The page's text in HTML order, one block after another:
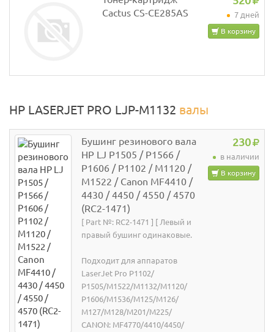
Cactus CS-CE285AS
7 дней
В корзину
HP LASERJET PRO LJP-M1132 валы
Бушинг резинового вала
HP LJ P1505 / P1566 /
P1606 / P1102 / M1120 /
M1522 / Canon MF4410 /
4430 / 4450 / 4550 / 4570
(RC2-1471)
[ Part №: RC2-1471 ] [ Левый и
правый бушинг одинаковые.
Подходит для аппаратов
LaserJet Pro P1102/
P1505/M1522/M1132/M1120/
P1606/M1536/M125/M126/
M127/M128/M201/M225/
CANON: MF4770/4410/4450/
230
в наличии
В корзину